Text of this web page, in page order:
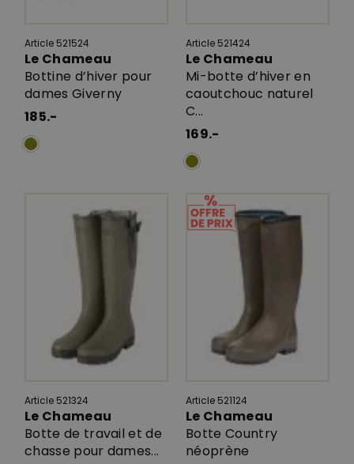
Article 521524
Le Chameau
Bottine d’hiver pour
dames Giverny
185.-
Article 521424
Le Chameau
Mi-botte d’hiver en
caoutchouc naturel
C...
169.-
Article 521324
Le Chameau
Botte de travail et de
chasse pour dames...
Article 521124
Le Chameau
Botte Country
néoprène